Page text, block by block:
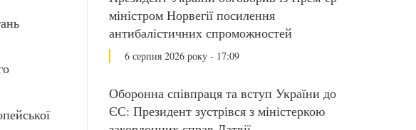
міністром Норвегії посилення
антибалістичних спроможностей
6 серпня 2026 року - 17:09
Оборонна співпраця та вступ України до
ЄС: Президент зустрівся з міністеркою